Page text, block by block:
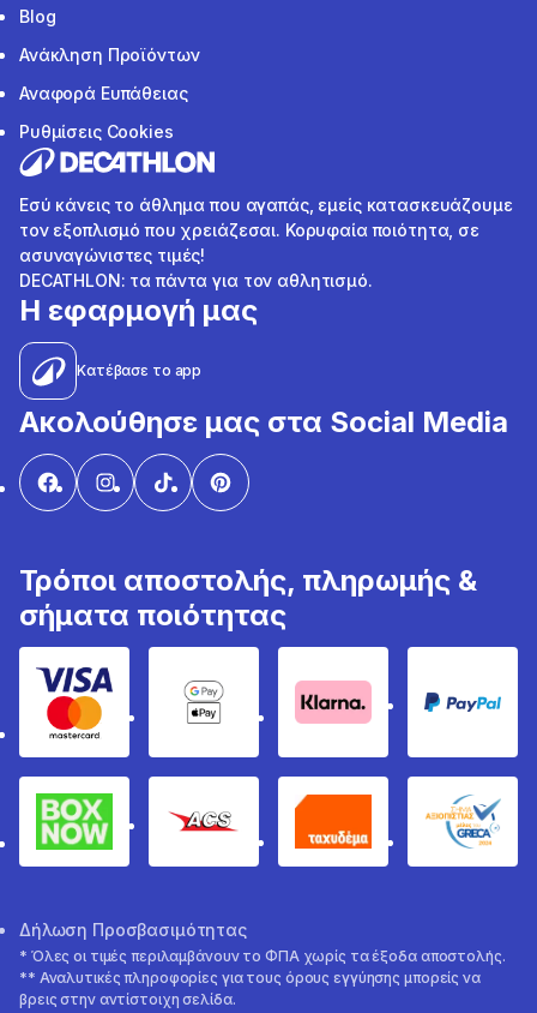
Blog
Ανάκληση Προϊόντων
Αναφορά Ευπάθειας
Ρυθμίσεις Cookies
Εσύ κάνεις το άθλημα που αγαπάς, εμείς κατασκευάζουμε
τον εξοπλισμό που χρειάζεσαι. Κορυφαία ποιότητα, σε
ασυναγώνιστες τιμές!
DECATHLON: τα πάντα για τον αθλητισμό.
Η εφαρμογή μας
Κατέβασε το app
Ακολούθησε μας στα Social Media
Τρόποι αποστολής, πληρωμής &
σήματα ποιότητας
Visa & MastercardGoogle Pay & Apple Pay
Klarna PayPal
Box Now ACS Ταχυδέμα
Δήλωση Προσβασιμότητας
* Όλες οι τιμές περιλαμβάνουν το ΦΠΑ χωρίς τα έξοδα αποστολής.
** Αναλυτικές πληροφορίες για τους όρους εγγύησης μπορείς να
βρεις στην αντίστοιχη σελίδα.